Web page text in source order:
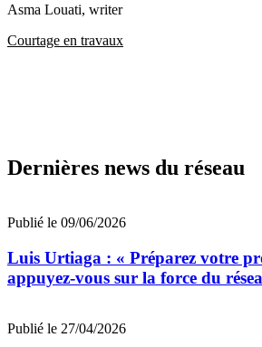
Asma Louati, writer
Courtage en travaux
Dernières news du réseau
Publié le 09/06/2026
Luis Urtiaga : « Préparez votre
appuyez-vous sur la force du
Publié le 27/04/2026